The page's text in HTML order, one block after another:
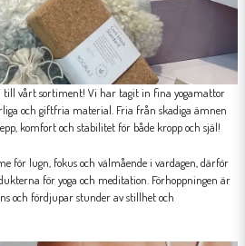
till vårt sortiment! Vi har tagit in fina yogamattor
och giftfria material. Fria från skadiga ämnen
komfort och stabilitet för både kropp och själ!
för lugn, fokus och välmående i vardagen, därför
för yoga och meditation. Förhoppningen är
och fördjupar stunder av stillhet och